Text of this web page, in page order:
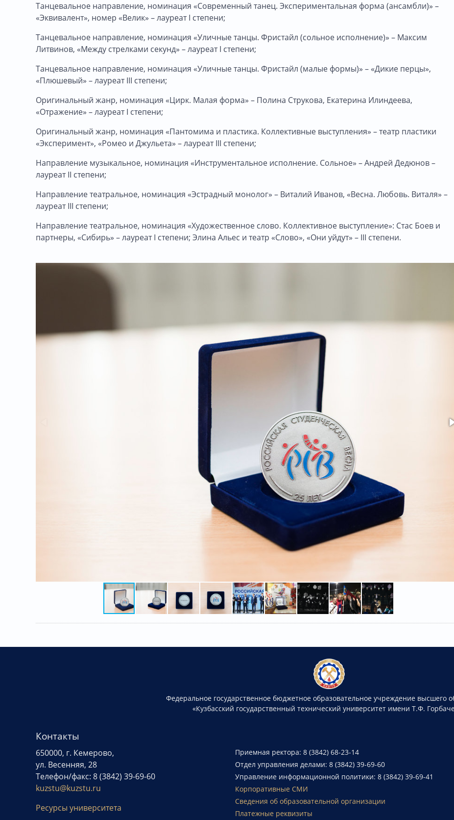
Танцевальное направление, номинация «Современный танец. Экспериментальная форма (ансамбли)» –
«Эквивалент», номер «Велик» – лауреат I степени;
Танцевальное направление, номинация «Уличные танцы. Фристайл (сольное исполнение)» – Максим
Литвинов, «Между стрелками секунд» – лауреат I степени;
Танцевальное направление, номинация «Уличные танцы. Фристайл (малые формы)» – «Дикие перцы»,
«Плюшевый» – лауреат III степени;
Оригинальный жанр, номинация «Цирк. Малая форма» – Полина Струкова, Екатерина Илиндеева,
«Отражение» – лауреат I степени;
Оригинальный жанр, номинация «Пантомима и пластика. Коллективные выступления» – театр пластики
«Эксперимент», «Ромео и Джульета» – лауреат III степени;
Направление музыкальное, номинация «Инструментальное исполнение. Сольное» – Андрей Дедюнов –
лауреат II степени;
Направление театральное, номинация «Эстрадный монолог» – Виталий Иванов, «Весна. Любовь. Виталя» –
лауреат III степени;
Направление театральное, номинация «Художественное слово. Коллективное выступление»: Стас Боев и
партнеры, «Сибирь» – лауреат I степени; Элина Альес и театр «Слово», «Они уйдут» – III степени.
Федеральное государственное бюджетное образовательное учреждение высшего
«Кузбасский государственный технический университет имени Т.Ф.
Контакты
650000, г. Кемерово,
ул. Весенняя, 28
Телефон/факс: 8 (3842) 39-69-60
kuzstu@kuzstu.ru
Ресурсы университета
Приемная ректора: 8 (3842) 68-23-14
Отдел управления делами: 8 (3842) 39-69-60
Управление информационной политики: 8 (3842) 39-69-41
Корпоративные СМИ
Сведения об образовательной организации
Платежные реквизиты